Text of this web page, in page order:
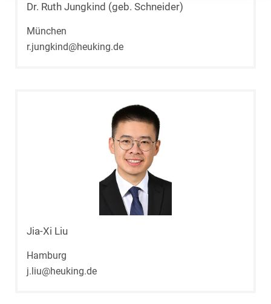
Dr. Ruth Jungkind (geb. Schneider)
München
r.jungkind@heuking.de
Jia-Xi Liu
Hamburg
j.liu@heuking.de